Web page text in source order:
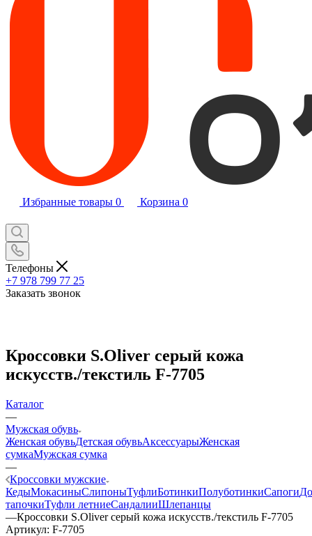
Избранные товары 0 Корзина 0
Телефоны
+7 978 799 77 25
Заказать звонок
Кроссовки S.Oliver серый кожа
искусств./текстиль F-7705
Каталог
—
Мужская обувь
Женская обувьДетская обувьАксессуарыЖенская
сумкаМужская сумка
—
Кроссовки мужские
КедыМокасиныСлипоныТуфлиБотинкиПолуботинкиСапоги
тапочкиТуфли летниеСандалииШлепанцы
—Кроссовки S.Oliver серый кожа искусств./текстиль F-7705
Артикул: F-7705